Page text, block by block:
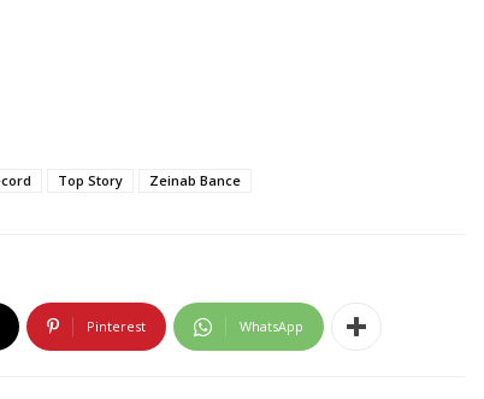
Top Story Zeinab Bance
Pinterest WhatsApp